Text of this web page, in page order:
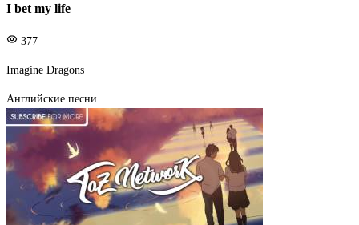
I bet my life
377
Imagine Dragons
Английские песни